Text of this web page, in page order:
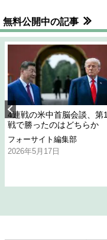
無料公開中の記事
4連戦の米中首脳会談、第1
戦で勝ったのはどちらか
フォーサイト編集部
2026年5月17日